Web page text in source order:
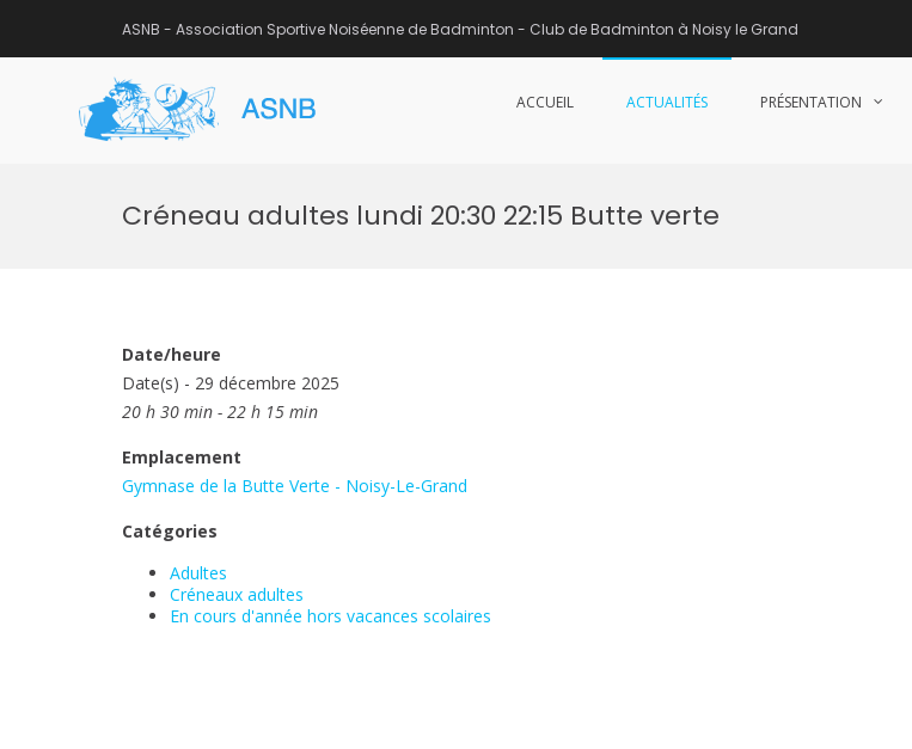
ASNB - Association Sportive Noiséenne de Badminton - Club de Badminton à Noisy le Grand
ACCUEIL ACTUALITÉS PRÉSENTATION
Créneau adultes lundi 20:30 22:15 Butte verte
Date/heure
Date(s) - 29 décembre 2025
20 h 30 min - 22 h 15 min
Emplacement
Gymnase de la Butte Verte - Noisy-Le-Grand
Catégories
Adultes
Créneaux adultes
En cours d'année hors vacances scolaires